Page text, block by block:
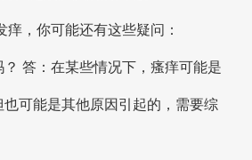
痒，你可能还有这些疑问：
答：在某些情况下，瘙痒可能是
可能是其他原因引起的，需要综